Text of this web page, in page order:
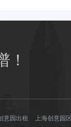
！
意园出租 上海创意园